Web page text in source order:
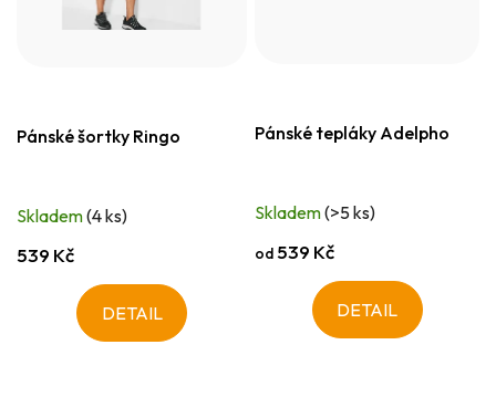
Pánské šortky Ringo
Skladem(4 ks)
539 Kč
DETAIL
Pánské tepláky Adelpho
Skladem(>5 ks)
od 539 Kč
DETAIL